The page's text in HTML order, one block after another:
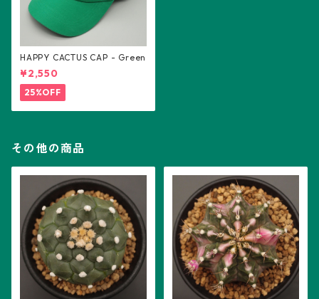
HAPPY CACTUS CAP - Green
¥2,550
25%OFF
その他の商品